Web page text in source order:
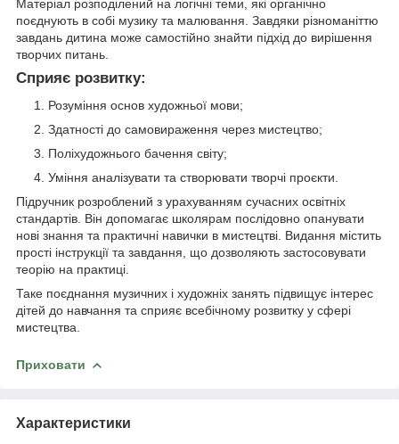
Матеріал розподілений на логічні теми, які органічно
поєднують в собі музику та малювання. Завдяки різноманіттю
завдань дитина може самостійно знайти підхід до вирішення
творчих питань.
Сприяє розвитку:
Розуміння основ художньої мови;
Здатності до самовираження через мистецтво;
Поліхудожнього бачення світу;
Уміння аналізувати та створювати творчі проєкти.
Підручник розроблений з урахуванням сучасних освітніх
стандартів. Він допомагає школярам послідовно опанувати
нові знання та практичні навички в мистецтві. Видання містить
прості інструкції та завдання, що дозволяють застосовувати
теорію на практиці.
Таке поєднання музичних і художніх занять підвищує інтерес
дітей до навчання та сприяє всебічному розвитку у сфері
мистецтва.
Приховати
Характеристики